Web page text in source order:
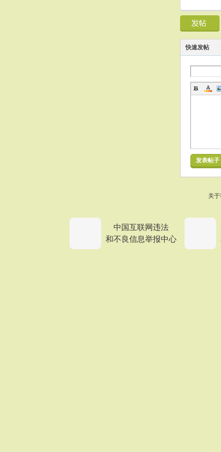
快速发帖
发表帖子
关
中国互联网违法
和不良信息举报中心